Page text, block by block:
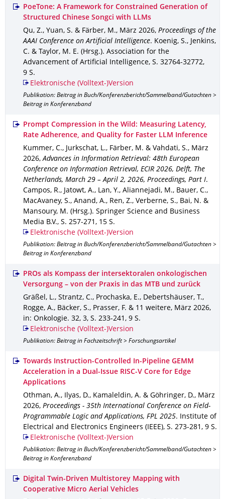
PoeTone: A Framework for Constrained Generation of
Structured Chinese Songci with LLMs
Qu, Z., Yuan, S. & Färber, M., März 2026, Proceedings of the
AAAI Conference on Artificial Intelligence. Koenig, S., Jenkins,
C. & Taylor, M. E. (Hrsg.). Association for the
Advancement of Artificial Intelligence, S. 32764-32772,
9 S.
Elektronische (Volltext-)Version
Publikation: Beitrag in Buch/Konferenzbericht/Sammelband/Gutachten >
Beitrag in Konferenzband
Prompt Compression in the Wild: Measuring Latency,
Rate Adherence, and Quality for Faster LLM Inference
Kummer, C., Jurkschat, L., Färber, M. & Vahdati, S., März
2026,Advances in Information Retrieval: 48th European
Conference on Information Retrieval, ECIR 2026, Delft, The
Netherlands, March 29 – April 2, 2026, Proceedings, Part I.
Campos, R., Jatowt, A., Lan, Y., Aliannejadi, M., Bauer, C.,
MacAvaney, S., Anand, A., Ren, Z., Verberne, S., Bai, N. &
Mansoury, M. (Hrsg.). Springer Science and Business
Media B.V., S. 257-271 , 15 S.
Elektronische (Volltext-)Version
Publikation: Beitrag in Buch/Konferenzbericht/Sammelband/Gutachten >
Beitrag in Konferenzband
PROs als Kompass der intersektoralen onkologischen
Versorgung – von der Praxis in das MTB und zurück
Gräßel, L., Strantz, C., Prochaska, E., Debertshäuser, T.,
Rogge, A., Bäcker, S., Prasser, F. & 11 weitere, März 2026,
in: Onkologie. 32, 3, S. 233-241 , 9 S.
Elektronische (Volltext-)Version
Publikation: Beitrag in Fachzeitschrift > Forschungsartikel
Towards Instruction-Controlled In-Pipeline GEMM
Acceleration in a Dual-Issue RISC-V Core for Edge
Applications
Othman, A., Ilyas, D., Kamaleldin, A. & Göhringer, D., März
2026, Proceedings - 35th International Conference on Field-
Programmable Logic and Applications, FPL 2025.
Institute of
Electrical and Electronics Engineers (IEEE), S. 273-281 , 9 S.
Elektronische (Volltext-)Version
Publikation: Beitrag in Buch/Konferenzbericht/Sammelband/Gutachten >
Beitrag in Konferenzband
Digital Twin-Driven Multistorey Mapping with
Cooperative Micro Aerial Vehicles